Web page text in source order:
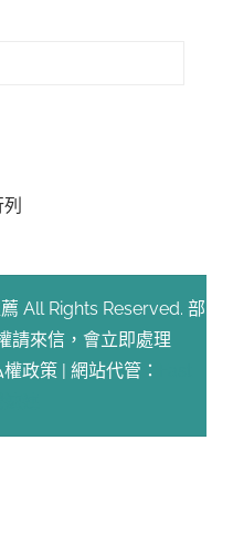
All Rights Reserved. 部
請來信，會立即處理
權政策 | 網站代管：